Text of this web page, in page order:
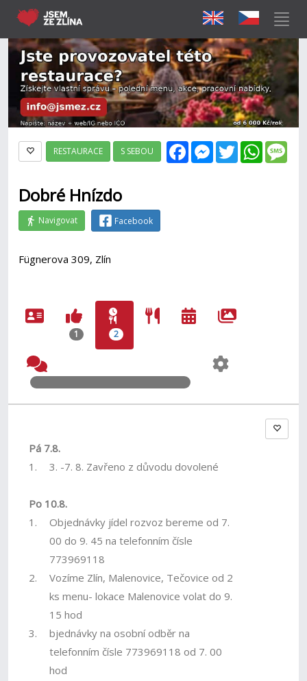
FacebookMessenger
Twitter
RESTAURACE S SEBOU
Dobré Hnízdo
Navigovat Facebook
Fügnerova 309, Zlín
1 2
Pá 7.8.
1.
3. -7. 8. Zavřeno z důvodu dovolené
Po 10.8.
1.
Objednávky jídel rozvoz bereme od 7.
00 do 9. 45 na telefonním čísle
773969118
2.
Vozíme Zlín, Malenovice, Tečovice od 2
ks menu- lokace Malenovice volat do 9.
15 hod
3.
bjednávky na osobní odběr na
telefonním čísle 773969118 od 7. 00
hod